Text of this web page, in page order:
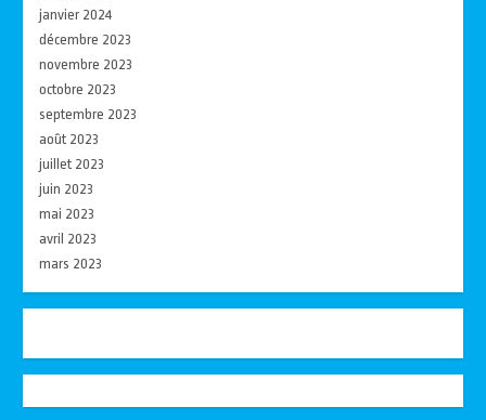
janvier 2024
décembre 2023
novembre 2023
octobre 2023
septembre 2023
août 2023
juillet 2023
juin 2023
mai 2023
avril 2023
mars 2023